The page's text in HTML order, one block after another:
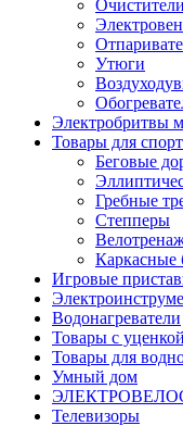
Утюги
Электробритвы
Товары для
Беговые
Гребные
Степперы
Каркасные
Игровые
Водонагреватели
Товары с уценкой
Товары для
Умный дом
Телевизоры